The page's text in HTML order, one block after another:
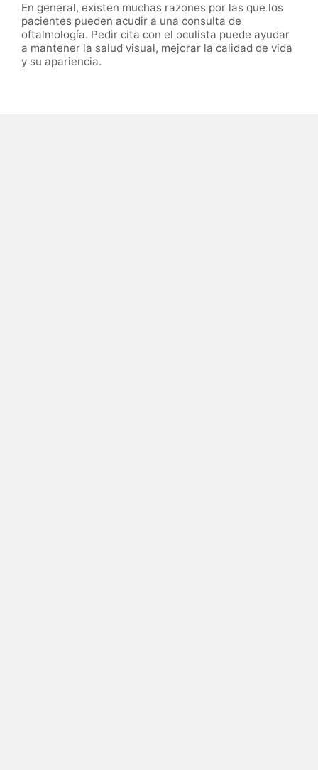
En general, existen muchas razones por las que los
pacientes pueden acudir a una consulta de
oftalmología. Pedir cita con el oculista puede ayudar
a mantener la salud visual, mejorar la calidad de vida
y su apariencia.